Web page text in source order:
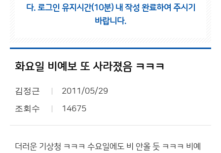
다. 로그인 유지시간(10분) 내 작성 완료하여 주시기
바랍니다.
화요일 비예보 또 사라졌음 ㅋㅋㅋ
김정근 2011/05/29
조회수 14675
더러운 기상청 ㅋㅋㅋ 수요일에도 비 안올 듯 ㅋㅋㅋ 비예